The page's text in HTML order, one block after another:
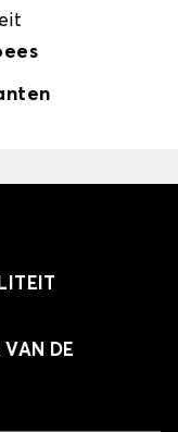
VAN DE